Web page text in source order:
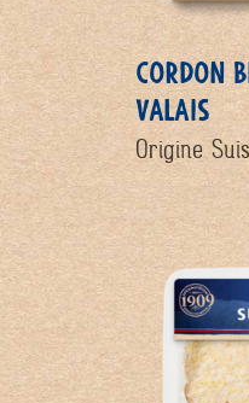
CORDON
VALAIS
Origine